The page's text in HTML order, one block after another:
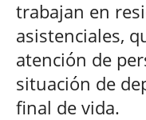
trabajan en
asistenciales,
atención de
situación de
final de vida.